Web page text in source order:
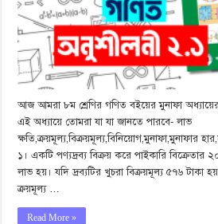
আজ আমরা ৮ম শ্রেণির গণিত বইয়ের মুনাফা
এই অধ্যায়ে তোমরা যা যা জানতে পারবে- লাভ
ক্ষতি,ক্রয়মূল্য,বিক্রয়মূল্য,বিনিয়োগ,মুনাফা,মুনাফার
১। একটি পণ্যদ্রব্য বিক্রয় করে পাইকারি বিক্রেতার
লাভ হয়। যদি দ্রব্যটির খুচরা বিক্রয়মূল্য ৫৭৬ টাকা
ক্রয়মূল্য …
Read More »